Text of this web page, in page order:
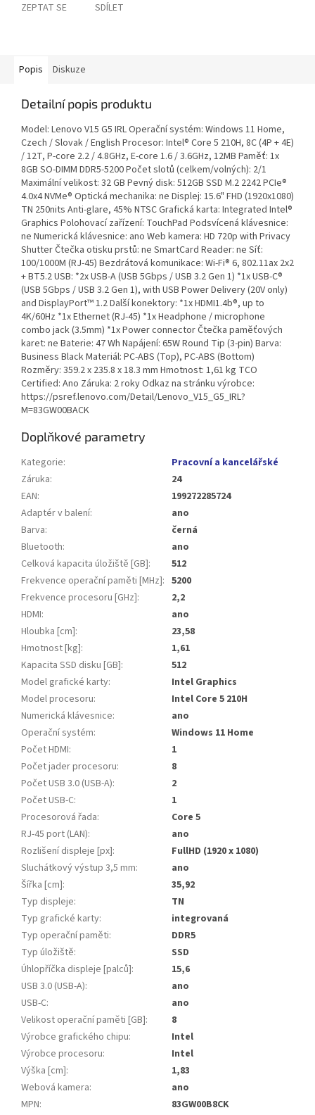
ZEPTAT SE SDÍLET
Popis Diskuze
Detailní popis produktu
Model: Lenovo V15 G5 IRL Operační systém: Windows 11 Home,
Czech / Slovak / English Procesor: Intel® Core 5 210H, 8C (4P + 4E)
/ 12T, P-core 2.2 / 4.8GHz, E-core 1.6 / 3.6GHz, 12MB Paměť: 1x
8GB SO-DIMM DDR5-5200 Počet slotů (celkem/volných): 2/1
Maximální velikost: 32 GB Pevný disk: 512GB SSD M.2 2242 PCIe®
4.0x4 NVMe® Optická mechanika: ne Displej: 15.6" FHD (1920x1080)
TN 250nits Anti-glare, 45% NTSC Grafická karta: Integrated Intel®
Graphics Polohovací zařízení: TouchPad Podsvícená klávesnice:
ne Numerická klávesnice: ano Web kamera: HD 720p with Privacy
Shutter Čtečka otisku prstů: ne SmartCard Reader: ne Síť:
100/1000M (RJ-45) Bezdrátová komunikace: Wi-Fi® 6, 802.11ax 2x2
+ BT5.2 USB: *2x USB-A (USB 5Gbps / USB 3.2 Gen 1) *1x USB-C®
(USB 5Gbps / USB 3.2 Gen 1), with USB Power Delivery (20V only)
and DisplayPort™ 1.2 Další konektory: *1x HDMI1.4b®, up to
4K/60Hz *1x Ethernet (RJ-45) *1x Headphone / microphone
combo jack (3.5mm) *1x Power connector Čtečka paměťových
karet: ne Baterie: 47 Wh Napájení: 65W Round Tip (3-pin) Barva:
Business Black Materiál: PC-ABS (Top), PC-ABS (Bottom)
Rozměry: 359.2 x 235.8 x 18.3 mm Hmotnost: 1,61 kg TCO
Certified: Ano Záruka: 2 roky Odkaz na stránku výrobce:
https://psref.lenovo.com/Detail/Lenovo_V15_G5_IRL?
M=83GW00BACK
Doplňkové parametry
Kategorie:
Pracovní a kancelářské
Záruka:
24
EAN:
199272285724
Adaptér v balení:
ano
Barva:
černá
Bluetooth:
ano
Celková kapacita úložiště [GB]:
512
Frekvence operační paměti [MHz]: 5200
Frekvence procesoru [GHz]:
2,2
HDMI:
ano
Hloubka [cm]:
23,58
Hmotnost [kg]:
1,61
Kapacita SSD disku [GB]:
512
Model grafické karty:
Intel Graphics
Model procesoru:
Intel Core 5 210H
Numerická klávesnice:
ano
Operační systém:
Windows 11 Home
Počet HDMI:
1
Počet jader procesoru:
8
Počet USB 3.0 (USB-A):
2
Počet USB-C:
1
Procesorová řada:
Core 5
RJ-45 port (LAN):
ano
Rozlišení displeje [px]:
FullHD (1920 x 1080)
Sluchátkový výstup 3,5 mm:
ano
Šířka [cm]:
35,92
Typ displeje:
TN
Typ grafické karty:
integrovaná
Typ operační paměti:
DDR5
Typ úložiště:
SSD
Úhlopříčka displeje [palců]:
15,6
USB 3.0 (USB-A):
ano
USB-C:
ano
Velikost operační paměti [GB]:
8
Výrobce grafického chipu:
Intel
Výrobce procesoru:
Intel
Výška [cm]:
1,83
Webová kamera:
ano
MPN: 83GW00B8CK